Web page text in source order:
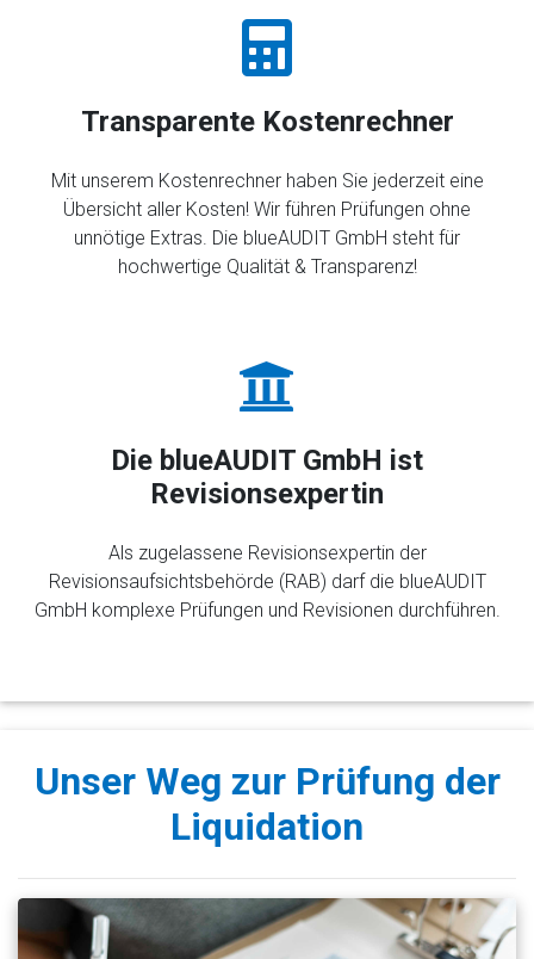
Transparente Kostenrechner
Mit unserem Kostenrechner haben Sie jederzeit eine
Übersicht aller Kosten! Wir führen Prüfungen ohne
unnötige Extras. Die blueAUDIT GmbH steht für
hochwertige Qualität & Transparenz!
Die blueAUDIT GmbH ist
Revisionsexpertin
Als zugelassene Revisionsexpertin der
Revisionsaufsichtsbehörde (RAB) darf die blueAUDIT
GmbH komplexe Prüfungen und Revisionen durchführen.
Unser Weg zur Prüfung der
Liquidation